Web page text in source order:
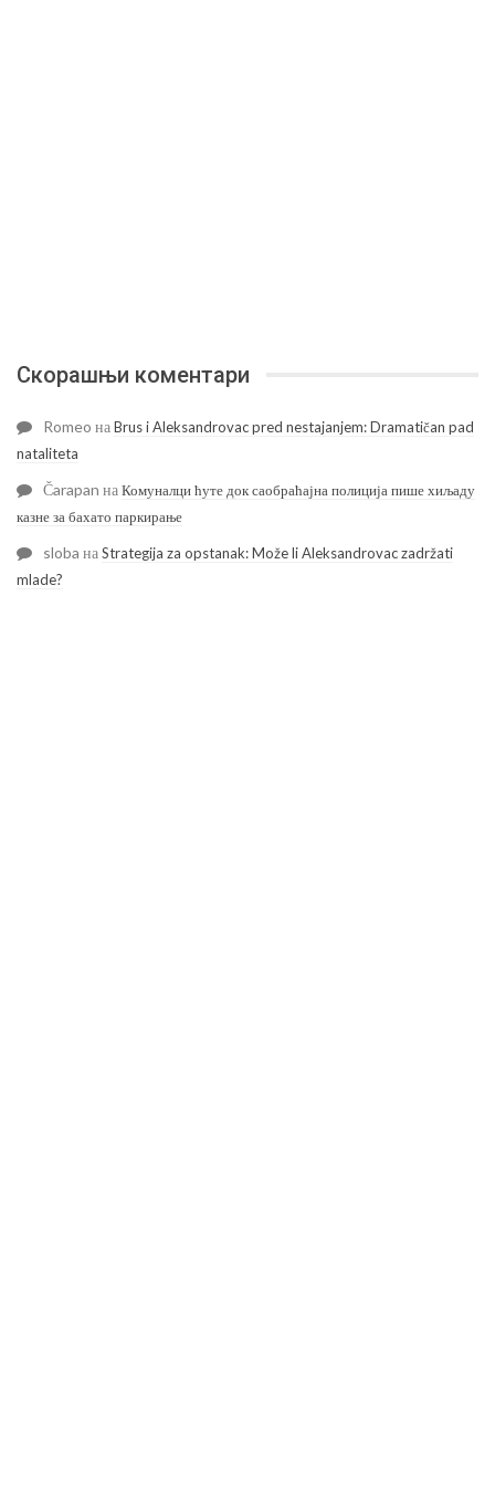
Скорашњи коментари
Romeo наBrus i Aleksandrovac pred nestajanjem: Dramatičan pad
nataliteta
Čarapan наКомуналци ћуте док саобраћајна полиција пише хиљаду
казне за бахато паркирање
sloba наStrategija za opstanak: Može li Aleksandrovac zadržati
mlade?